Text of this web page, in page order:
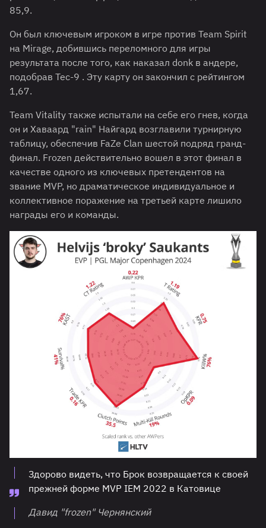
85,9.
Он был ключевым игроком в игре против Team Spirit
на Mirage, добившись переломного для игры
результата после того, как наказал donk в андере,
подобрав Tec-9 . Эту карту он закончил с рейтингом
1,67.
Team Vitality также испытали на себе его гнев, когда
он и Хаваард "rain" Найгард возглавили турнирную
таблицу, обеспечив FaZe Clan шестой подряд гранд-
финал. Frozen действительно вошел в этот финал в
качестве одного из ключевых претендентов на
звание MVP, но драматическое индивидуальное и
коллективное поражение на третьей карте лишило
награды его и команды.
Здорово видеть, что Брок возвращается к своей
прежней форме MVP IEM 2022 в Катовице
Давид "frozen" Чернянский